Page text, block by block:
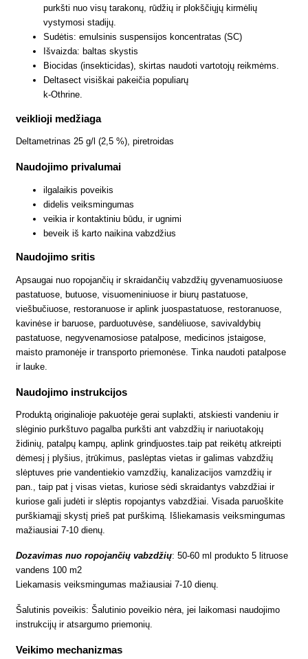
purkšti nuo visų tarakonų, rūdžių ir plokščiųjų kirmėlių
vystymosi stadijų.
Sudėtis: emulsinis suspensijos koncentratas (SC)
Išvaizda: baltas skystis
Biocidas (insekticidas), skirtas naudoti vartotojų reikmėms.
Deltasect visiškai pakeičia populiarų
k-Othrine.
veiklioji medžiaga
Deltametrinas 25 g/l (2,5 %), piretroidas
Naudojimo privalumai
ilgalaikis poveikis
didelis veiksmingumas
veikia ir kontaktiniu būdu, ir ugnimi
beveik iš karto naikina vabzdžius
Naudojimo sritis
Apsaugai nuo ropojančių ir skraidančių vabzdžių gyvenamuosiuose
pastatuose, butuose, visuomeniniuose ir biurų pastatuose,
viešbučiuose, restoranuose ir aplink juospastatuose, restoranuose,
kavinėse ir baruose, parduotuvėse, sandėliuose, savivaldybių
pastatuose, negyvenamosiose patalpose, medicinos įstaigose,
maisto pramonėje ir transporto priemonėse. Tinka naudoti patalpose
ir lauke.
Naudojimo instrukcijos
Produktą originalioje pakuotėje gerai suplakti, atskiesti vandeniu ir
slėginio purkštuvo pagalba purkšti ant vabzdžių ir nariuotakojų
židinių, patalpų kampų, aplink grindjuostes.taip pat reikėtų atkreipti
dėmesį į plyšius, įtrūkimus, paslėptas vietas ir galimas vabzdžių
slėptuves prie vandentiekio vamzdžių, kanalizacijos vamzdžių ir
pan., taip pat į visas vietas, kuriose sėdi skraidantys vabzdžiai ir
kuriose gali judėti ir slėptis ropojantys vabzdžiai. Visada paruoškite
purškiamąjį skystį prieš pat purškimą. Išliekamasis veiksmingumas
mažiausiai 7-10 dienų.
Dozavimas nuo ropojančių vabzdžių: 50-60 ml produkto 5 litruose
vandens 100 m2
Liekamasis veiksmingumas mažiausiai 7-10 dienų.
Šalutinis poveikis: Šalutinio poveikio nėra, jei laikomasi naudojimo
instrukcijų ir atsargumo priemonių.
Veikimo mechanizmas